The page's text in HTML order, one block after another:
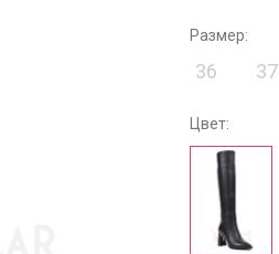
Размер:
36 37
Цвет: